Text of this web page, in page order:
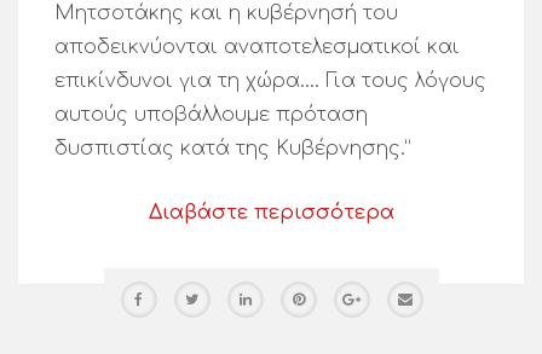
Μητσοτάκης και η κυβέρνησή του
αποδεικνύονται αναποτελεσματικοί και
επικίνδυνοι για τη χώρα…. Για τους λόγους
αυτούς υποβάλλουμε πρόταση
δυσπιστίας κατά της Κυβέρνησης.”
Διαβάστε περισσότερα